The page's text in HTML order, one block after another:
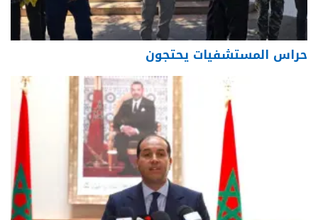
حراس المستشفيات يحتجون